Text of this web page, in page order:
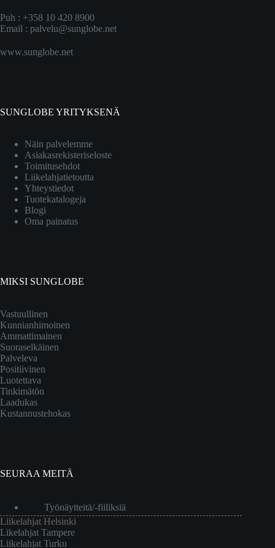
Puh : +358 10 420 8900
Email : palvelu@sunglobe.net
www.sunglobe.net
SUNGLOBE YRITYKSENÄ
Näin palvelemme
Asiakasrekisteriseloste
Toimitusehdot
Liikelahjatietoutta
Yhteystiedot
Tuotekatalogeja
Blogi
Oma painatus
MIKSI SUNGLOBE
Vastuullinen
Kunnianhimoinen
Ammattimainen
Suoraselkäinen
Palveleva
Positiivinen
Luotettava
Tinkimätön
Laadukas
Kustannustehokas
SEURAA MEITÄ
Työnäytteitä/-fiiliksiä
Liikelahjat Helsinki
Likelahjat Tampere
Liikelahjat Turku